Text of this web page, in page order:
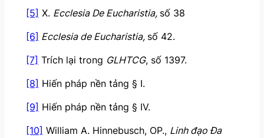
[5] X. Ecclesia De Eucharistia, số 38
[6] Ecclesia de Eucharistia, số 42.
[7] Trích lại trong GLHTCG, số 1397.
[8] Hiến pháp nền tảng § I.
[9] Hiến pháp nền tảng § IV.
[10] William A. Hinnebusch, OP., Linh đạo Đa